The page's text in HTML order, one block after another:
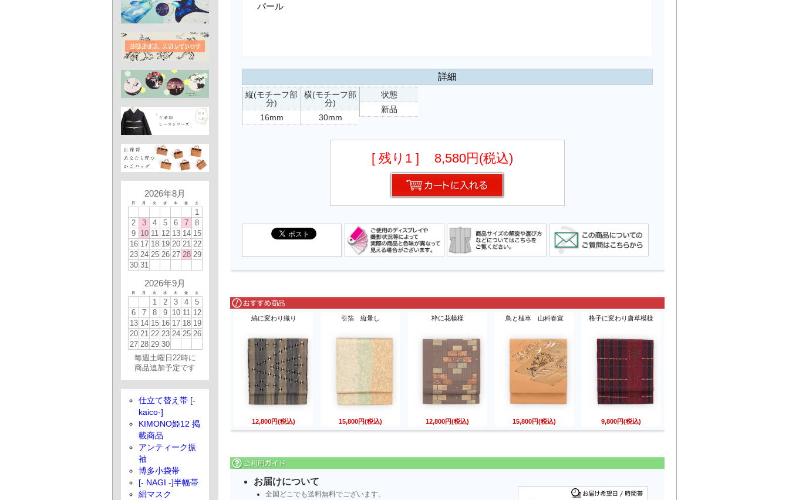
パール
詳細
縦(モチーフ部
分)
16mm
横(モチーフ部
分)
30mm
状態
新品
[ 残り1 ] 8,580円(税込)
縞に変わり織り
12,800円(税込)
引箔 縦暈し
15,800円(税込)
枠に花模様
12,800円(税込)
鳥と槌車 山科春宣
15,800円(税込)
格子に変わり唐草模様
9,800円(税込)
お届けについて
全国どこでも送料無料でございます。
2026年8月
日 月 火 水 木 金 土
1
2
3 4 5 6 7
8
9 10 11 12 13 14 15
16 17 18 19 20 21 22
23 24 25 26 27 28 29
30 31
2026年9月
日 月 火 水 木 金 土
1 2 3 4
5
6
7 8 9 10 11 12
13 14 15 16 17 18 19
20 21 22 23 24 25 26
27 28 29 30
毎週土曜日22時に
商品追加予定です
仕立て替え帯 [-
kaico-]
KIMONO姫12 掲
載商品
アンティーク振
袖
博多小袋帯
[- NAGI -]半幅帯
絹マスク